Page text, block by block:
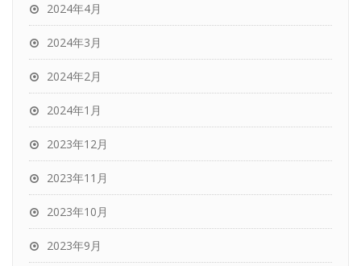
2024年4月
2024年3月
2024年2月
2024年1月
2023年12月
2023年11月
2023年10月
2023年9月